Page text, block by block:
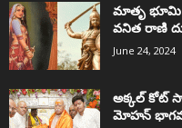
మాతృ భూమి
వనిత రాణి
June 24, 2024
అక్కల్‌ కోట్‌
మోహన్